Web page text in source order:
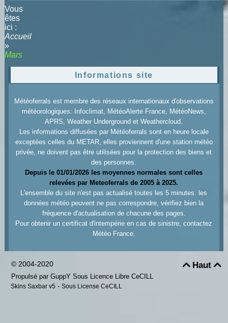
Vous
êtes
ici :
Accueil
»
Mars
Informations site
Météoferrals est membre des réseaux internationaux d'observations
météorologiques: Infoclimat, MétéoAlerte France, MétéoNews,
APRS, Weather Underground et Weathercloud.
Les informations diffusées par Météoferrals sont en heure locale
exceptées celles du METAR, elles proviennent d'une station météo
privée, ne doivent pas être utilisées pour la protection des biens et
des personnes.
Depuis le 01/01/2026 les moyennes normales sont celles
relevées par Meteoferrals de 2005 à 2025.
L'ensemble du site n'est pas actualisé toutes les 5 minutes. les
données météo peuvent ne pas correspondre, vérifiez bien la
fréquence d'actualisation de chacune des pages.
Pour obtenir un certificat d'intempérie en cas de sinistre, contactez
Météo France.
Haut
© 2004-2020
Propulsé par GuppY Sous Licence Libre CeCILL
Skins Saxbar v5 - Sous License CeCILL